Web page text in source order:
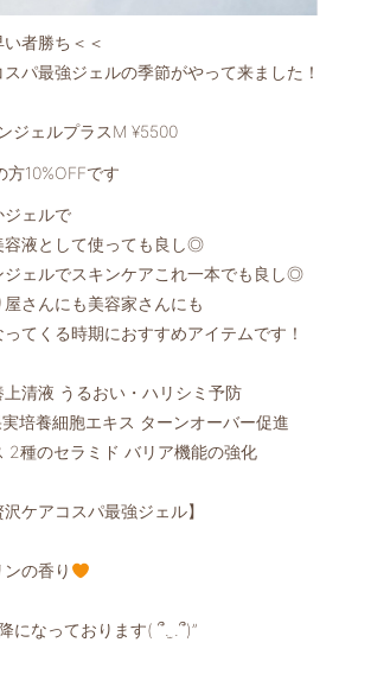
者勝ち️＜＜
パ最強ジェルの季節がやって来ました！
ジェルプラスM ¥5500
10%OFFです️
ジェルで
容液として使っても良し◎
ジェルでスキンケアこれ一本でも良し◎️
さんにも美容家さんにも
てくる時期におすすめアイテムです！
上清液 うるおい・ハリシミ予防️
培養細胞エキス ターンオーバー促進
2種のセラミド バリア機能の強化️
沢ケアコスパ最強ジェル】
の香り
になっております( ՞. ̫.՞)”